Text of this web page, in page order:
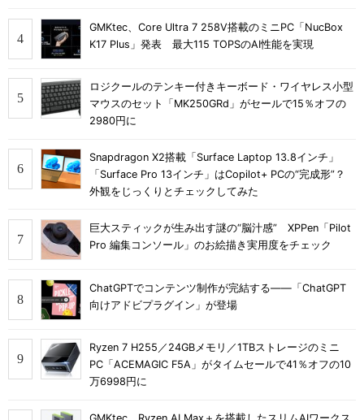
GMKtec、Core Ultra 7 258V搭載のミニPC「NucBox
K17 Plus」発表 最大115 TOPSのAI性能を実現
ロジクールのテンキー付きキーボード・ワイヤレス小型
マウスのセット「MK250GRd」がセールで15％オフの
2980円に
Snapdragon X2搭載「Surface Laptop 13.8インチ」
「Surface Pro 13インチ」はCopilot+ PCの“完成形”？
外観をじっくりとチェックしてみた
巨大スティックが生み出す謎の“脳汁感” XPPen「Pilot
Pro 編集コンソール」のお絵描き実用度をチェック
ChatGPTでコンテンツ制作が完結する――「ChatGPT
向けアドビプラグイン」が登場
Ryzen 7 H255／24GBメモリ／1TBストレージのミニ
PC「ACEMAGIC F5A」がタイムセールで41％オフの10
万6998円に